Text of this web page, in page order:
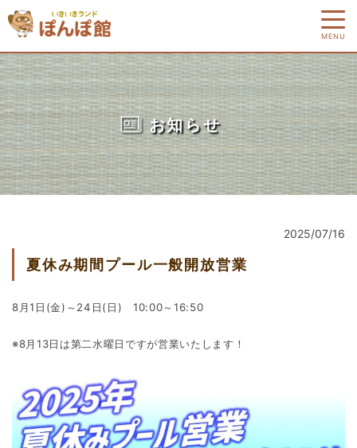
MENU
お知らせ
2025/07/16
夏休み期間プール一般開放営業
8月1日(金)～24日(日) 10:00～16:50
※8月13日は第二水曜日ですが営業いたします！